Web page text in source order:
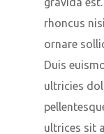
rhoncus
ornare
Duis
ultricies
ultrices sit